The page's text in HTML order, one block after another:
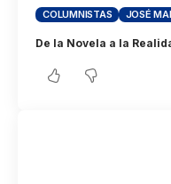
COLUMNISTAS JOSÉ
De la Novela a la